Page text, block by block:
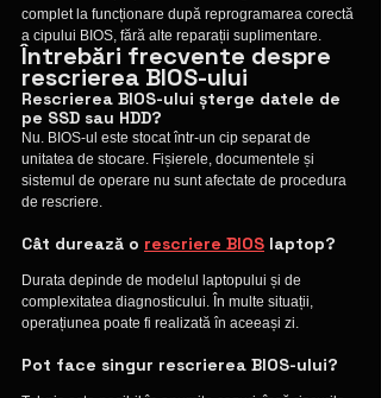
complet la funcționare după reprogramarea corectă
a cipului BIOS, fără alte reparații suplimentare.
Întrebări frecvente despre
rescrierea BIOS-ului
Rescrierea BIOS-ului șterge datele de
pe SSD sau HDD?
Nu. BIOS-ul este stocat într-un cip separat de
unitatea de stocare. Fișierele, documentele și
sistemul de operare nu sunt afectate de procedura
de rescriere.
Cât durează o rescriere BIOS laptop?
Durata depinde de modelul laptopului și de
complexitatea diagnosticului. În multe situații,
operațiunea poate fi realizată în aceeași zi.
Pot face singur rescrierea BIOS-ului?